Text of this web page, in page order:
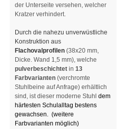
der Unterseite versehen, welcher
Kratzer verhindert.
Durch die nahezu unverwüstliche
Konstruktion aus
Flachovalprofilen (38x20 mm,
Dicke. Wand 1,5 mm), welche
pulverbeschichtetin 13
Farbvarianten(verchromte
Stuhlbeine auf Anfrage) erhältlich
sind, ist dieser moderne Stuhl dem
härtesten Schulalltag bestens
gewachsen. (weitere
Farbvarianten möglich)